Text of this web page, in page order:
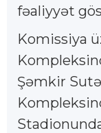
fəaliyyət
Komissiya
Şəmkir